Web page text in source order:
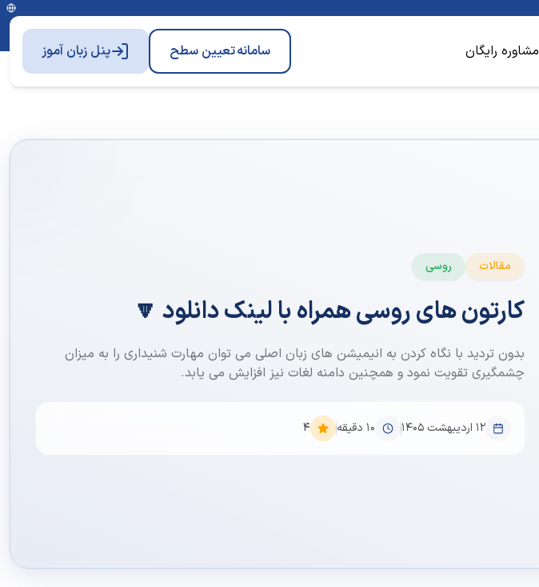
مشاوره رایگان سامانهتعیین سطح پنل زبان آموز
مقالات روسی
کارتون های روسی همراه با لینک دانلود 🔽
بدون تردید با نگاه کردن به انیمیشن های زبان اصلی می توان مهارت شنیداری را به میزان
چشمگیری تقویت نمود و همچنین دامنه لغات نیز افزایش می یابد.
۱۲ اردیبهشت ۱۴۰۵ 10 دقیقه 4